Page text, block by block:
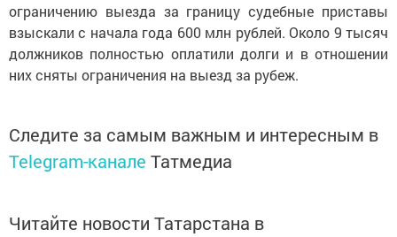
ограничению выезда за границу судебные приставы
взыскали с начала года 600 млн рублей. Около 9 тысяч
должников полностью оплатили долги и в отношении
них сняты ограничения на выезд за рубеж.
Следите за самым важным и интересным в
Telegram-канале Татмедиа
Читайте новости Татарстана в